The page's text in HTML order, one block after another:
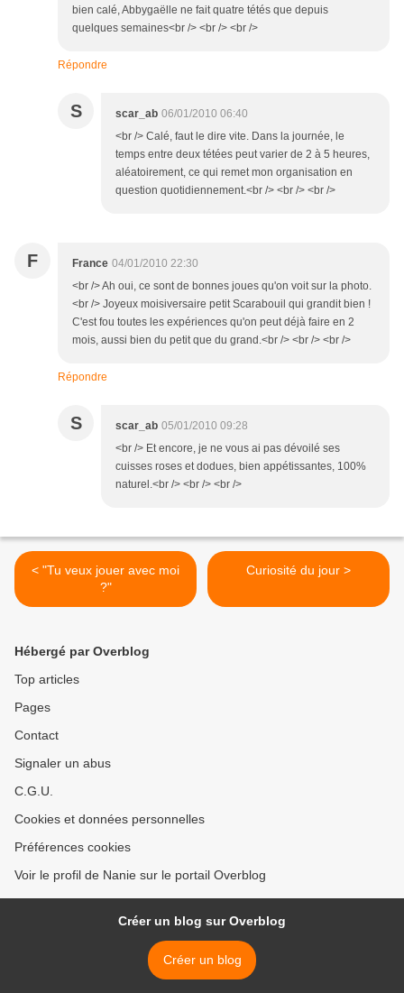
bien calé, Abbygaëlle ne fait quatre tétés que depuis
quelques semaines<br /> <br /> <br />
Répondre
S scar_ab 06/01/2010 06:40
<br /> Calé, faut le dire vite. Dans la journée, le
temps entre deux tétées peut varier de 2 à 5 heures,
aléatoirement, ce qui remet mon organisation en
question quotidiennement.<br /> <br /> <br />
F France 04/01/2010 22:30
<br /> Ah oui, ce sont de bonnes joues qu'on voit sur la photo.
<br /> Joyeux moisiversaire petit Scarabouil qui grandit bien !
C'est fou toutes les expériences qu'on peut déjà faire en 2
mois, aussi bien du petit que du grand.<br /> <br /> <br />
Répondre
S scar_ab 05/01/2010 09:28
<br /> Et encore, je ne vous ai pas dévoilé ses
cuisses roses et dodues, bien appétissantes, 100%
naturel.<br /> <br /> <br />
< "Tu veux jouer avec moi
?"
Curiosité du jour >
Hébergé par Overblog
Top articles
Pages
Contact
Signaler un abus
C.G.U.
Cookies et données personnelles
Préférences cookies
Voir le profil de Nanie sur le portail Overblog
Créer un blog sur Overblog
Créer un blog